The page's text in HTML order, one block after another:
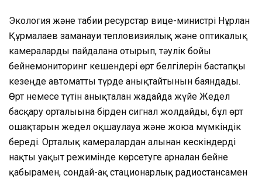
Экология және табиғи ресурстар вице-министрі Нұрлан
Құрмалаев заманауи тепловизиялық және оптикалық
камераларды пайдалана отырып, тәулік бойы
бейнемониторинг кешендері өрт белгілерін бастапқы
кезеңде автоматты түрде анықтайтынын баяндады.
Өрт немесе түтін анықталған жағдайда жүйе Жедел
басқару орталығына бірден сигнал жолдайды, бұл өрт
ошақтарын жедел оқшаулауға және жоюға мүмкіндік
береді. Орталық камералардан алынған кескіндерді
нақты уақыт режимінде көрсетуге арналған бейне
қабырғамен, сондай-ақ стационарлық радиостансамен